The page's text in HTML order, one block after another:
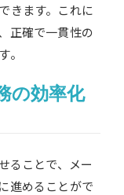
きます。これに
正確で一貫性の
。
の効率化
ることで、メー
進めることがで